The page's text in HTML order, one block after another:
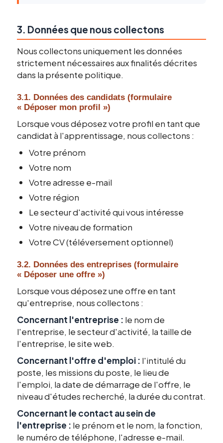
3. Données que nous collectons
Nous collectons uniquement les données
strictement nécessaires aux finalités décrites
dans la présente politique.
3.1. Données des candidats (formulaire
« Déposer mon profil »)
Lorsque vous déposez votre profil en tant que
candidat à l'apprentissage, nous collectons :
Votre prénom
Votre nom
Votre adresse e-mail
Votre région
Le secteur d'activité qui vous intéresse
Votre niveau de formation
Votre CV (téléversement optionnel)
3.2. Données des entreprises (formulaire
« Déposer une offre »)
Lorsque vous déposez une offre en tant
qu'entreprise, nous collectons :
Concernant l'entreprise : le nom de
l'entreprise, le secteur d'activité, la taille de
l'entreprise, le site web.
Concernant l'offre d'emploi : l'intitulé du
poste, les missions du poste, le lieu de
l'emploi, la date de démarrage de l'offre, le
niveau d'études recherché, la durée du contrat.
Concernant le contact au sein de
l'entreprise : le prénom et le nom, la fonction,
le numéro de téléphone, l'adresse e-mail.